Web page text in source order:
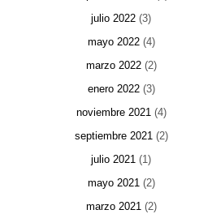
julio 2022 (3)
mayo 2022(4)
marzo 2022(2)
enero 2022(3)
noviembre 2021(4)
septiembre 2021(2)
julio 2021 (1)
mayo 2021(2)
marzo 2021(2)